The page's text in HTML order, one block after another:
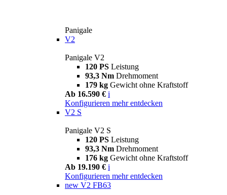
Panigale
V2
Panigale V2
120 PS Leistung
93,3 Nm Drehmoment
179 kg Gewicht ohne Kraftstoff
Ab 16.590 € i
Konfigurieren mehr entdecken
V2 S
Panigale V2 S
120 PS Leistung
93,3 Nm Drehmoment
176 kg Gewicht ohne Kraftstoff
Ab 19.190 € i
Konfigurieren mehr entdecken
new V2 FB63